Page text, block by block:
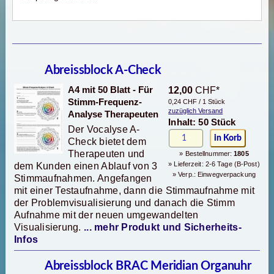
Abreissblock A-Check
12,00 CHF*
0,24 CHF / 1 Stück
zuzüglich Versand
Inhalt: 50 Stück
» Bestellnummer:1805
» Lieferzeit: 2-6 Tage (B-Post)
» Verp.: Einwegverpackung
A4 mit 50 Blatt - Für
Stimm-Frequenz-
Analyse Therapeuten
Der Vocalyse A-
Check bietet dem
Therapeuten und
dem Kunden einen Ablauf von 3
Stimmaufnahmen. Angefangen
mit einer Testaufnahme, dann die Stimmaufnahme mit
der Problemvisualisierung und danach die Stimm
Aufnahme mit der neuen umgewandelten
Visualisierung. ... mehr Produkt und Sicherheits-
Infos
Abreissblock BRAC Meridian Organuhr